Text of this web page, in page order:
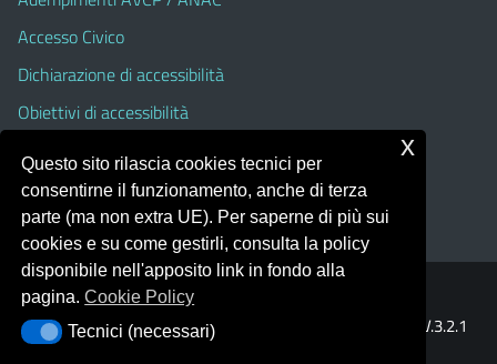
Accesso Civico
Dichiarazione di accessibilità
Obiettivi di accessibilità
Albo Pretorio On Line (fino al 31 Agosto 2025)
Amministrazione Trasparente (fino al 31 Agosto 2025)
Portale realizzato con la piattaforma
Template Italia configurato sul tema accessibile
V.3.2.1
(Alioth)
Questo sito rilascia cookies tecnici per
consentirne il funzionamento, anche di terza
parte (ma non extra UE). Per saperne di più sui
cookies e su come gestirli, consulta la policy
disponibile nell'apposito link in fondo alla
pagina.Cookie Policy
Tecnici (necessari)
Tecnici (necessari)
x